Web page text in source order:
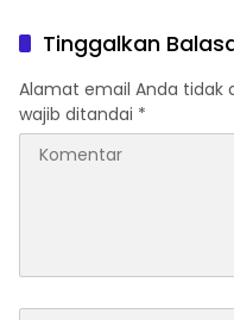
Rakyat Kabupaten Kaur
Tinggalkan
Alamat email Anda tidak
wajib ditandai *